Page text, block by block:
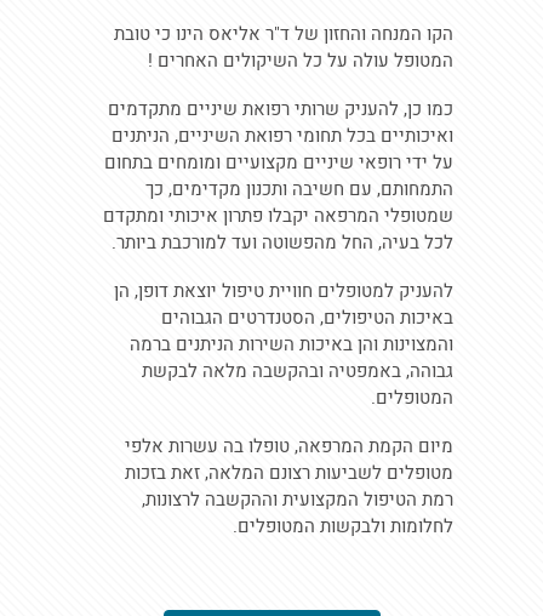
הקו המנחה והחזון של ד"ר אליאס הינו כי טובת
המטופל עולה על כל השיקולים האחרים !
כמו כן, להעניק שרותי רפואת שיניים מתקדמים
ואיכותיים בכל תחומי רפואת השיניים, הניתנים
על ידי רופאי שיניים מקצועיים ומומחים בתחום
התמחותם, עם חשיבה ותכנון מקדימים, כך
שמטופלי המרפאה יקבלו פתרון איכותי ומתקדם
לכל בעיה, החל מהפשוטה ועד למורכבת ביותר.
להעניק למטופלים חוויית טיפול יוצאת דופן, הן
באיכות הטיפולים, הסטנדרטים הגבוהים
והמצוינות והן באיכות השירות הניתנים ברמה
גבוהה, באמפטיה ובהקשבה מלאה לבקשת
המטופלים.
מיום הקמת המרפאה, טופלו בה עשרות אלפי
מטופלים לשביעות רצונם המלאה, זאת בזכות
רמת הטיפול המקצועית וההקשבה לרצונות,
לחלומות ולבקשות המטופלים.